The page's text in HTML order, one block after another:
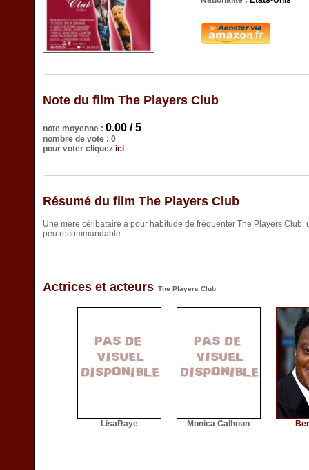
Note du film The Players Club
note moyenne : 0.00 / 5
nombre de vote : 0
pour voter cliquez ici
Résumé du film The Players Club
Une mère célibataire a pour habitude de fréquenter The Players
peu recommandable.
Actrices et acteurs The Players Club
LisaRaye Monica Calhoun